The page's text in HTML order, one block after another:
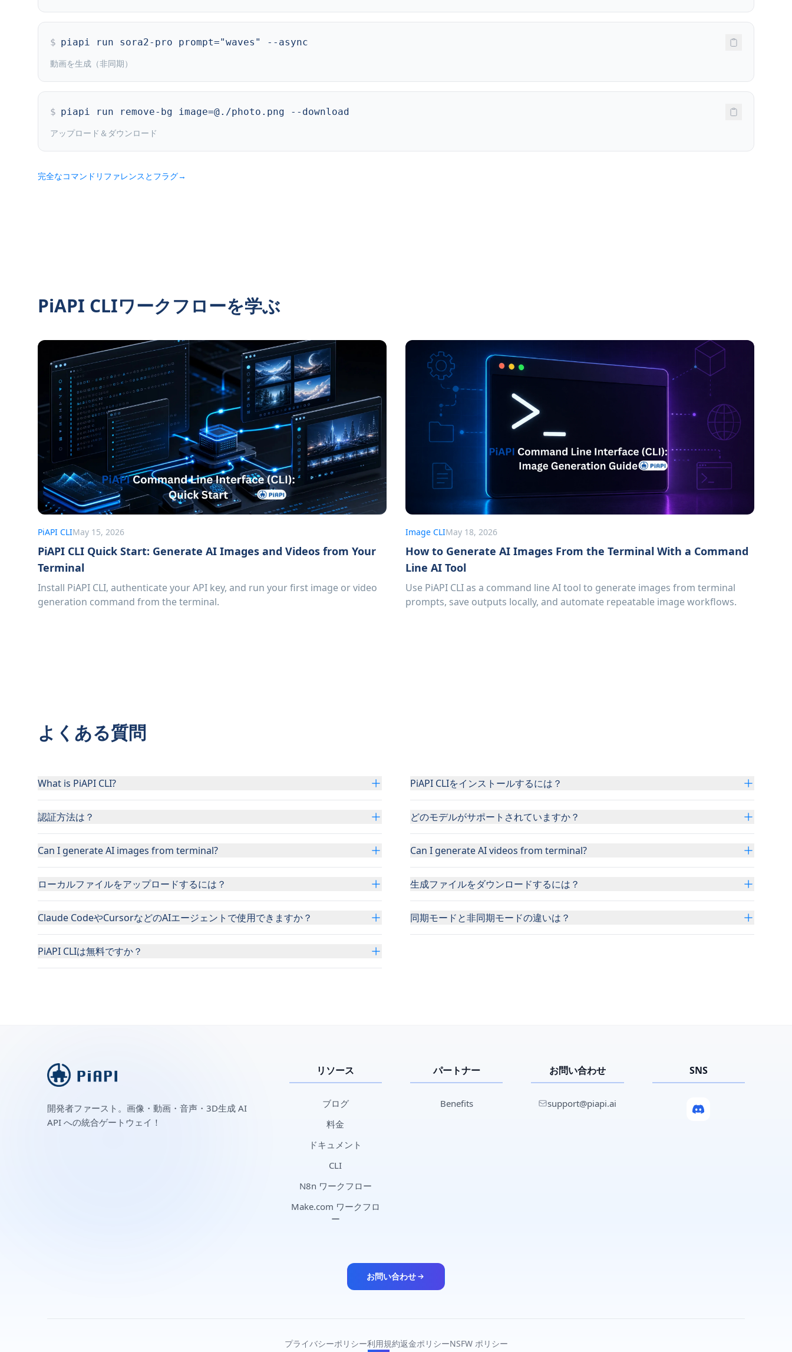
$ piapi run sora2-pro prompt="waves" --async
動画を生成（非同期）
$ piapi run remove-bg image=@./photo.png --download
アップロード＆ダウンロード
完全なコマンドリファレンスとフラグ→
PiAPI CLIワークフローを学ぶ
PiAPI CLIMay 15, 2026
PiAPI CLI Quick Start: Generate AI Images and Videos from Your
Terminal
Install PiAPI CLI, authenticate your API key, and run your first image or video
generation command from the terminal.
Image CLIMay 18, 2026
How to Generate AI Images From the Terminal With a Command
Line AI Tool
Use PiAPI CLI as a command line AI tool to generate images from terminal
prompts, save outputs locally, and automate repeatable image workflows.
よくある質問
What is PiAPI CLI?
認証方法は？
Can I generate AI images from terminal?
ローカルファイルをアップロードするには？
Claude CodeやCursorなどのAIエージェントで使用できますか？
PiAPI CLIは無料ですか？
PiAPI CLIをインストールするには？
どのモデルがサポートされていますか？
Can I generate AI videos from terminal?
生成ファイルをダウンロードするには？
同期モードと非同期モードの違いは？
開発者ファースト。画像・動画・音声・3D生成 AI
API への統合ゲートウェイ！
リソース
ブログ
料金
ドキュメント
CLI
N8n ワークフロー
Make.com ワークフロ
ー
パートナー
Benefits
お問い合わせ
support@piapi.ai
SNS
お問い合わせ
プライバシーポリシー利用規約返金ポリシーNSFW ポリシー